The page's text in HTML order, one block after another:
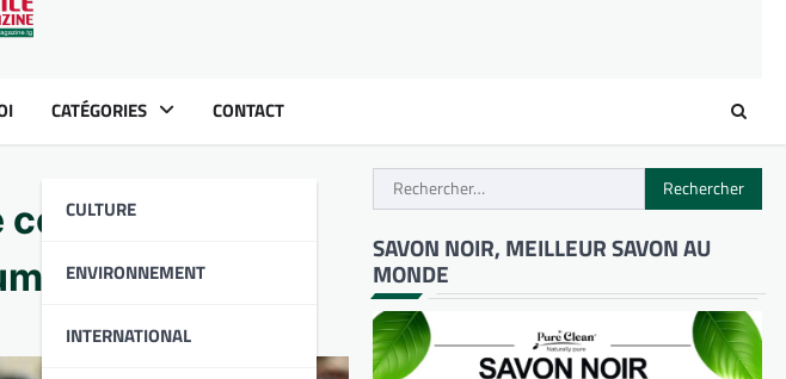
CATÉGORIES
CULTURE
ENVIRONNEMENT
INTERNATIONAL
CONTACT
de
Rechercher :
SAVON NOIR, MEILLEUR SAVON AU
MONDE